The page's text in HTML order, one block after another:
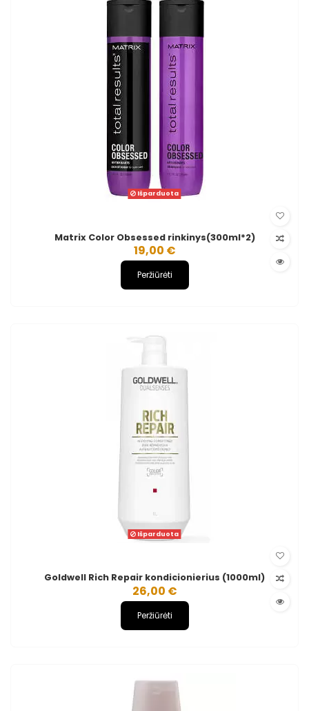
Išparduota
Matrix Color Obsessed rinkinys(300ml*2)
19,00 €
Peržiūrėti
Išparduota
Goldwell Rich Repair kondicionierius (1000ml)
26,00 €
Peržiūrėti